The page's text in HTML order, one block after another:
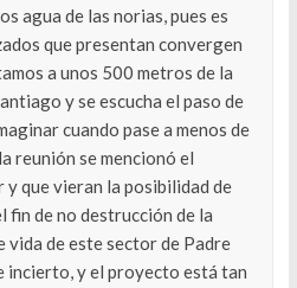
agua de las norias, pues es
que presentan convergen
a unos 500 metros de la
y se escucha el paso de
cuando pase a menos de
reunión se mencionó el
que vieran la posibilidad de
fin de no destrucción de la
vida de este sector de Padre
incierto, y el proyecto está tan